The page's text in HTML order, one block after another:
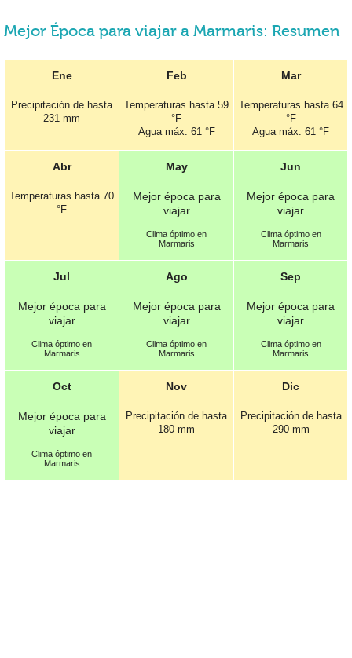
Mejor Época para viajar a Marmaris: Resumen
Ene
Precipitación de hasta
231 mm
Feb
Temperaturas hasta 59
°F
Agua máx. 61 °F
Mar
Temperaturas hasta 64
°F
Agua máx. 61 °F
Abr
Temperaturas hasta 70
°F
May
Mejor época para
viajar
Clima óptimo en
Marmaris
Jun
Mejor época para
viajar
Clima óptimo en
Marmaris
Jul
Mejor época para
viajar
Clima óptimo en
Marmaris
Ago
Mejor época para
viajar
Clima óptimo en
Marmaris
Sep
Mejor época para
viajar
Clima óptimo en
Marmaris
Oct
Mejor época para
viajar
Clima óptimo en
Marmaris
Nov
Precipitación de hasta
180 mm
Dic
Precipitación de hasta
290 mm